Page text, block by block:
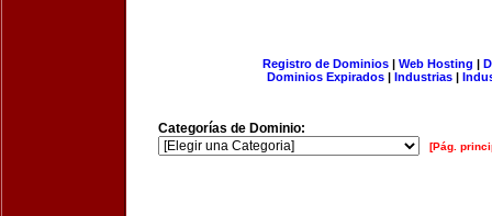
Registro de Dominios| Web Hosting |
Dominios Expirados | Industrias |
Categorías de Dominio:
[Pág.